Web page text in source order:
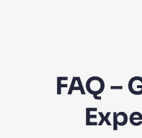
FAQ –